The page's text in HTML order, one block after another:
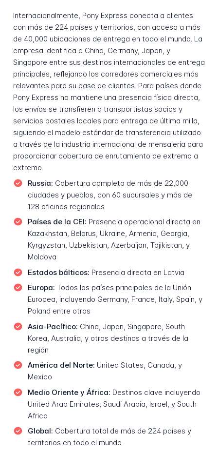
Internacionalmente, Pony Express conecta a clientes
con más de 224 países y territorios, con acceso a más
de 40,000 ubicaciones de entrega en todo el mundo. La
empresa identifica a China, Germany, Japan, y
Singapore entre sus destinos internacionales de entrega
principales, reflejando los corredores comerciales más
relevantes para su base de clientes. Para países donde
Pony Express no mantiene una presencia física directa,
los envíos se transfieren a transportistas socios y
servicios postales locales para entrega de última milla,
siguiendo el modelo estándar de transferencia utilizado
a través de la industria internacional de mensajería para
proporcionar cobertura de enrutamiento de extremo a
extremo.
Russia: Cobertura completa de más de 22,000
ciudades y pueblos, con 60 sucursales y más de
128 oficinas regionales
Países de la CEI: Presencia operacional directa en
Kazakhstan, Belarus, Ukraine, Armenia, Georgia,
Kyrgyzstan, Uzbekistan, Azerbaijan, Tajikistan, y
Moldova
Estados bálticos: Presencia directa en Latvia
Europa: Todos los países principales de la Unión
Europea, incluyendo Germany, France, Italy, Spain, y
Poland entre otros
Asia-Pacífico: China, Japan, Singapore, South
Korea, Australia, y otros destinos a través de la
región
América del Norte: United States, Canada, y
Mexico
Medio Oriente y África: Destinos clave incluyendo
United Arab Emirates, Saudi Arabia, Israel, y South
Africa
Global: Cobertura total de más de 224 países y
territorios en todo el mundo